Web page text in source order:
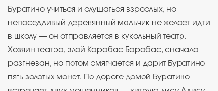
Буратино учиться и слушаться взрослых, но
непоседливый деревянный мальчик не желает идти
в школу — он отправляется в кукольный театр.
Хозяин театра, злой Карабас Барабас, сначала
разгневан, но потом смягчается и дарит Буратино
пять золотых монет. По дороге домой Буратино